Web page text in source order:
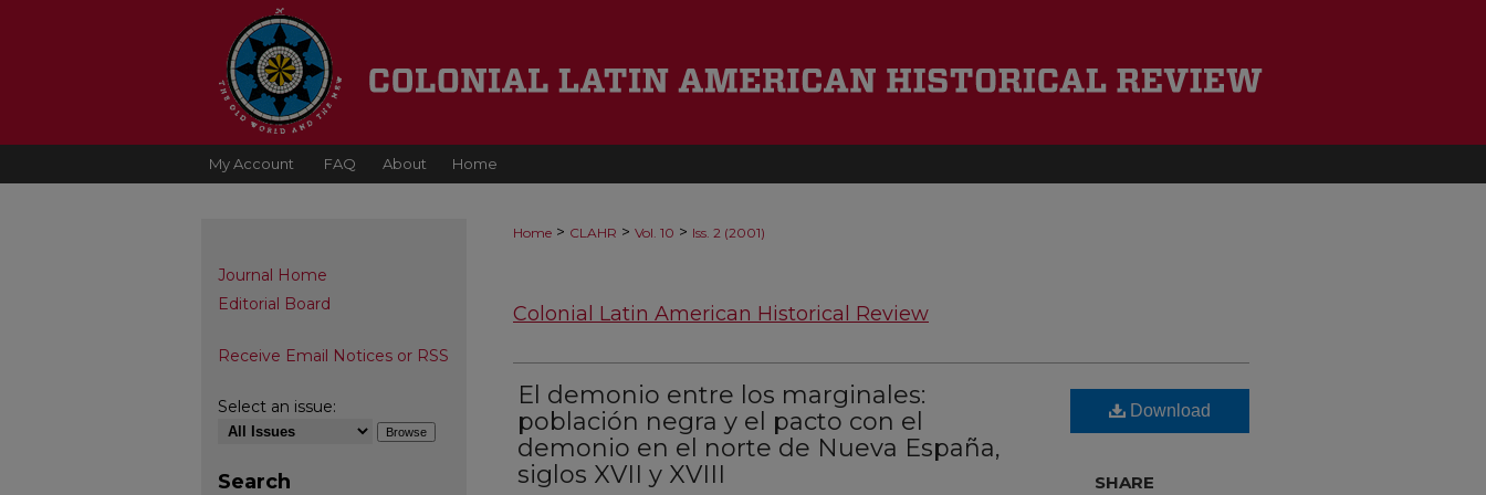
My Account FAQ About Home
Home > CLAHR > Vol. 10 > Iss. 2 (2001)
Colonial Latin American Historical Review
El demonio entre los marginales:
población negra y el pacto con el
demonio en el norte de Nueva España,
siglos XVII y XVIII
Download
SHARE
Journal Home
Editorial Board
Receive Email Notices or RSS
Select an issue:
Search